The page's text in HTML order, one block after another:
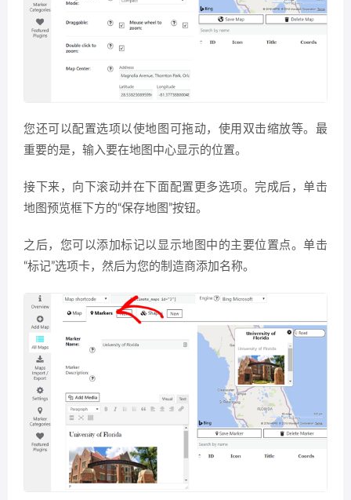
您还可以配置选项以使地图可拖动，使用双击缩放等。最
重要的是，输入要在地图中心显示的位置。
接下来，向下滚动并在下面配置更多选项。完成后，单击
地图预览框下方的“保存地图”按钮。
之后，您可以添加标记以显示地图中的主要位置点。单击
“标记”选项卡，然后为您的制造商添加名称。